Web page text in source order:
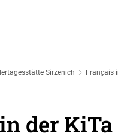
Sirzenich Franҫais
der KiTa